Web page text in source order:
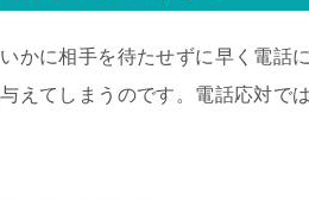
かに相手を待たせずに早く電話
えてしまうのです。電話応対で